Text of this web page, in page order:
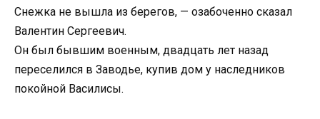
Снежка не вышла из берегов, — озабоченно сказал
Валентин Сергеевич.
Он был бывшим военным, двадцать лет назад
переселился в Заводье, купив дом у наследников
покойной Василисы.